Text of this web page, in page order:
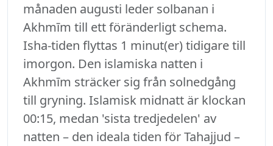
månaden augusti leder solbanan i
Akhmīm till ett föränderligt schema.
Isha-tiden flyttas 1 minut(er) tidigare till
imorgon. Den islamiska natten i
Akhmīm sträcker sig från solnedgång
till gryning. Islamisk midnatt är klockan
00:15, medan 'sista tredjedelen' av
natten – den ideala tiden för Tahajjud –